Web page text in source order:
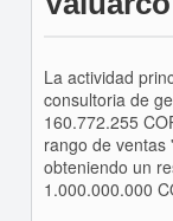
La actividad
consultoria de
160.772.255
rango de ventas
obteniendo un
1.000.000.000